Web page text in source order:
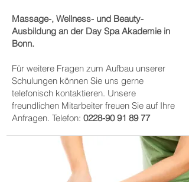
Massage-, Wellness- und Beauty-
Ausbildung an der Day Spa Akademie in
Bonn.
Für weitere Fragen zum Aufbau unserer
Schulungen können Sie uns gerne
telefonisch kontaktieren. Unsere
freundlichen Mitarbeiter freuen Sie auf Ihre
Anfragen. Telefon: 0228-90 91 89 77